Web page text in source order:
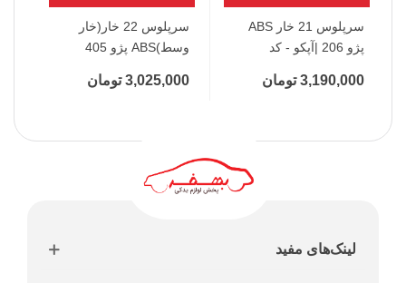
سرپلوس 21 خار ABS
پژو 206 |آپکو - کد
3,190,000 تومان
سرپلوس 22 خار(خار
وسط)ABS پژو 405
3,025,000 تومان
لینک‌های مفید